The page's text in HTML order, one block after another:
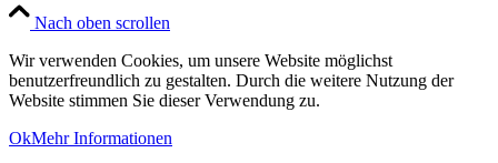
Nach oben scrollen
Wir verwenden Cookies, um unsere Website möglichst
benutzerfreundlich zu gestalten. Durch die weitere Nutzung der
Website stimmen Sie dieser Verwendung zu.
OkMehr Informationen